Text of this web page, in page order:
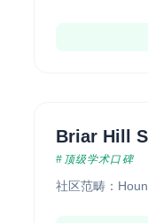
Briar Hill
#顶级学术口碑
社区范畴：